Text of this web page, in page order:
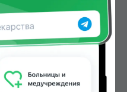
(С.Р.) можно купить
Карим,
К, Амирӣ, Аптека
городах